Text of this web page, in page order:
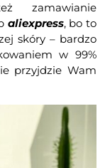
zamawianie
aliexpress, bo to
skóry – bardzo
w 99%
przyjdzie Wam